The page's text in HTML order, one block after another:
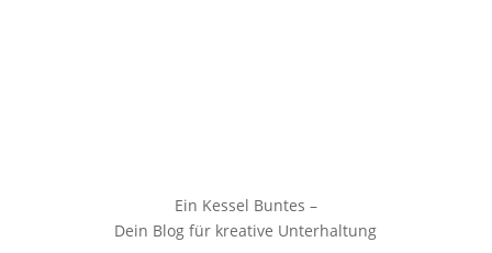
Ein Kessel Buntes –
Dein Blog für kreative Unterhaltung